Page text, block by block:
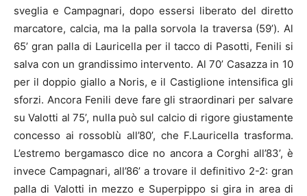
sveglia e Campagnari, dopo essersi liberato del diretto
marcatore, calcia, ma la palla sorvola la traversa (59’). Al
65’ gran palla di Lauricella per il tacco di Pasotti, Fenili si
salva con un grandissimo intervento. Al 70’ Casazza in 10
per il doppio giallo a Noris, e il Castiglione intensifica gli
sforzi. Ancora Fenili deve fare gli straordinari per salvare
su Valotti al 75’, nulla può sul calcio di rigore giustamente
concesso ai rossoblù all’80’, che F.Lauricella trasforma.
L’estremo bergamasco dice no ancora a Corghi all’83’, è
invece Campagnari, all’86’ a trovare il definitivo 2-2: gran
palla di Valotti in mezzo e Superpippo si gira in area di